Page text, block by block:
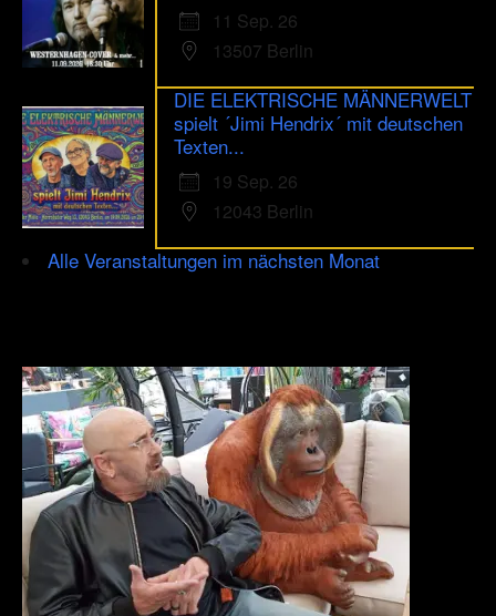
11 Sep. 26
13507 Berlin
DIE ELEKTRISCHE MÄNNERWELT
spielt ´Jimi Hendrix´ mit deutschen
Texten...
19 Sep. 26
12043 Berlin
Alle Veranstaltungen im nächsten Monat